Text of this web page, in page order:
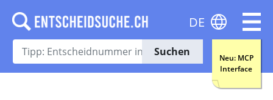
Suchen
Neu: MCP
Interface
DE